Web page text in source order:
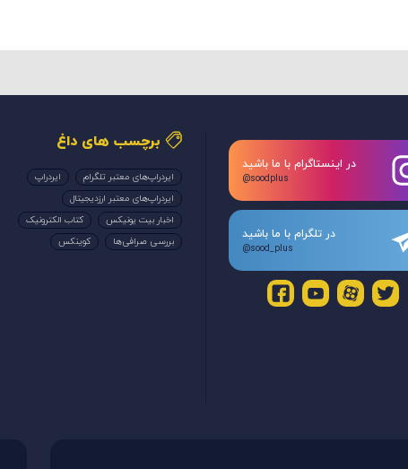
در اینستاگرام با ما باشید
@soodplus
در تلگرام با ما باشید
@sood_plus
برچسب های داغ
ایردراپ‌های معتبر تلگرام
ایردراپ
ایردراپ‌های معتبر ارزدیجیتال
اخبار بیت یونیکس
کتاب الکترونیک
بررسی صرافی‌ها
کوینکس